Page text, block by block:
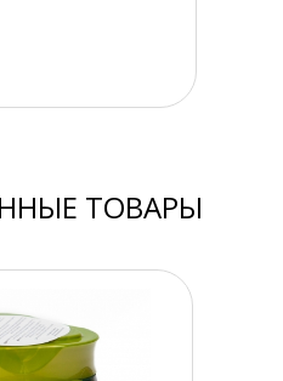
ТОВАРЫ